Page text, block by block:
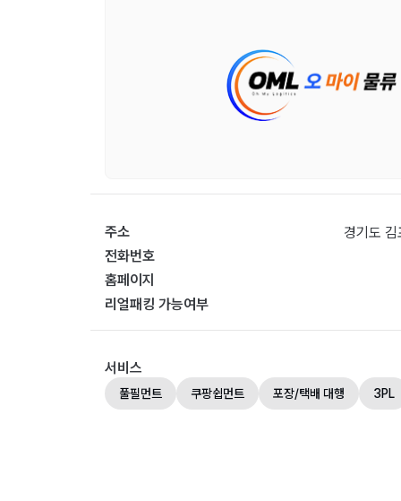
주소
경기도
전화번호
홈페이지
리얼패킹 가능여부
서비스
풀필먼트 쿠팡쉽먼트 포장/택배 대행 3PL